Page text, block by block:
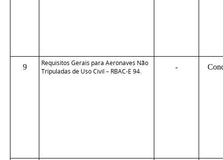
9
Requisitos Gerais para Aeronaves Não
Tripuladas de Uso Civil – RBAC-E 94.
-